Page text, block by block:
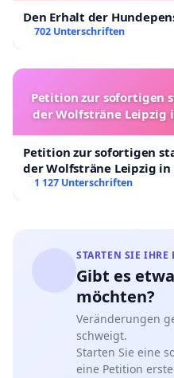
Den Erhalt der
702 Unterschriften
Petition zur sofortigen
der Wolfsträne Leipzig
Petition zur sofortigen
der Wolfsträne Leipzig
1 127 Unterschriften
STARTEN SIE
Gibt es
möchten?
Veränderungen
schweigt.
Starten Sie eine
eine Petition